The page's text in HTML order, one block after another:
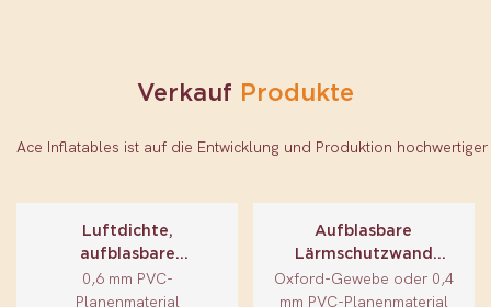
Verkauf Produkte
Luftdichte,
aufblasbare
Lärmschutzwand
0,6 mm PVC-
Planenmaterial
Aufblasbare
Lärmschutzwand
(genähte Ausführung)
Oxford-Gewebe oder 0,4
mm PVC-Planenmaterial